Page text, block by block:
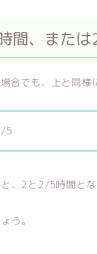
間、また
合でも、上と同様
5
、2と2/5時間とな
う。